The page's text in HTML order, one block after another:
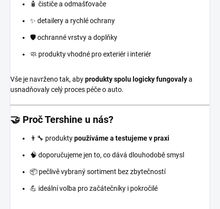
🧴 čističe a odmašťovače
✨ detailery a rychlé ochrany
🛡️ ochranné vrstvy a doplňky
🧼 produkty vhodné pro exteriér i interiér
Vše je navrženo tak, abyprodukty spolu logicky fungovalya
usnadňovaly celý proces péče o auto.
🤝 Proč Tershine u nás?
👨‍🔧 produktypoužíváme a testujeme v praxi
🧠 doporučujeme jen to, co dává dlouhodobě smysl
📦 pečlivě vybraný sortiment bez zbytečností
💪 ideální volba pro začátečníky i pokročilé